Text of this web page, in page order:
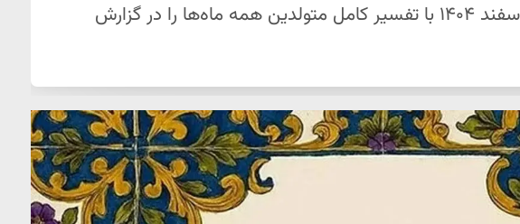
فال حافظ امروز سه‌شنبه ۵ اسفند ۱۴۰۴ با تفسیر کامل متولدین همه ماه‌ها را در گزارش